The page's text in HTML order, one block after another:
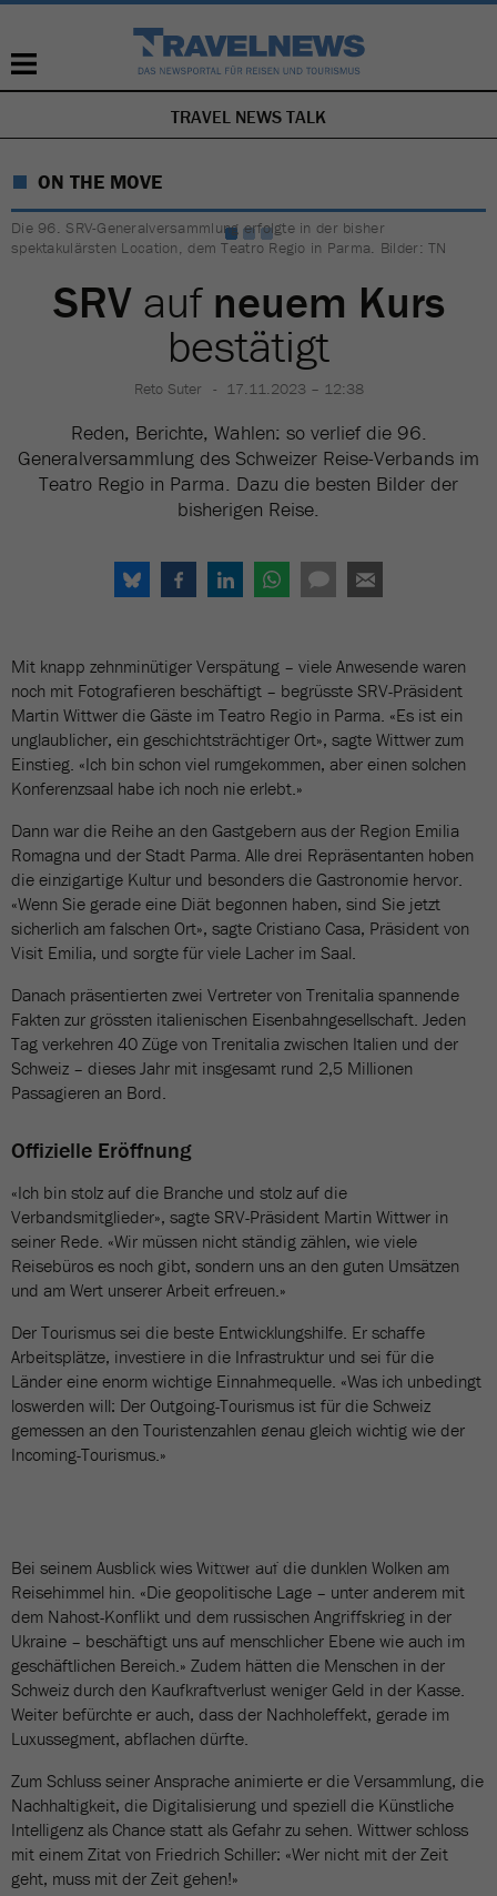
NAVIGATION
ÜBERSPRINGEN
TRAVEL NEWS TALK
ON THE MOVE
Die 96. SRV-Generalversammlung erfolgte in der bisher
spektakulärsten Location, dem Teatro Regio in Parma. Bilder: TN
SRVauf neuem Kurs
bestätigt
Reto Suter 17.11.2023 – 12:38
Reden, Berichte, Wahlen: so verlief die 96.
Generalversammlung des Schweizer Reise-Verbands im
Teatro Regio in Parma. Dazu die besten Bilder der
bisherigen Reise.
Mit knapp zehnminütiger Verspätung – viele Anwesende waren
noch mit Fotografieren beschäftigt – begrüsste SRV-Präsident
Martin Wittwer die Gäste im Teatro Regio in Parma. «Es ist ein
unglaublicher, ein geschichtsträchtiger Ort», sagte Wittwer zum
Einstieg. «Ich bin schon viel rumgekommen, aber einen solchen
Konferenzsaal habe ich noch nie erlebt.»
Dann war die Reihe an den Gastgebern aus der Region Emilia
Romagna und der Stadt Parma. Alle drei Repräsentanten hoben
die einzigartige Kultur und besonders die Gastronomie hervor.
«Wenn Sie gerade eine Diät begonnen haben, sind Sie jetzt
sicherlich am falschen Ort», sagte Cristiano Casa, Präsident von
Visit Emilia, und sorgte für viele Lacher im Saal.
Danach präsentierten zwei Vertreter von Trenitalia spannende
Fakten zur grössten italienischen Eisenbahngesellschaft. Jeden
Tag verkehren 40 Züge von Trenitalia zwischen Italien und der
Schweiz – dieses Jahr mit insgesamt rund 2,5 Millionen
Passagieren an Bord.
Offizielle Eröffnung
«Ich bin stolz auf die Branche und stolz auf die
Verbandsmitglieder», sagte SRV-Präsident Martin Wittwer in
seiner Rede. «Wir müssen nicht ständig zählen, wie viele
Reisebüros es noch gibt, sondern uns an den guten Umsätzen
und am Wert unserer Arbeit erfreuen.»
Der Tourismus sei die beste Entwicklungshilfe. Er schaffe
Arbeitsplätze, investiere in die Infrastruktur und sei für die
Länder eine enorm wichtige Einnahmequelle. «Was ich unbedingt
loswerden will: Der Outgoing-Tourismus ist für die Schweiz
gemessen an den Touristenzahlen genau gleich wichtig wie der
Incoming-Tourismus.»
44 Bilder
Bei seinem Ausblick wies Wittwer auf die dunklen Wolken am
Reisehimmel hin. «Die geopolitische Lage – unter anderem mit
dem Nahost-Konflikt und dem russischen Angriffskrieg in der
Ukraine – beschäftigt uns auf menschlicher Ebene wie auch im
geschäftlichen Bereich.» Zudem hätten die Menschen in der
Schweiz durch den Kaufkraftverlust weniger Geld in der Kasse.
Weiter befürchte er auch, dass der Nachholeffekt, gerade im
Luxussegment, abflachen dürfte.
Zum Schluss seiner Ansprache animierte er die Versammlung, die
Nachhaltigkeit, die Digitalisierung und speziell die Künstliche
Intelligenz als Chance statt als Gefahr zu sehen. Wittwer schloss
mit einem Zitat von Friedrich Schiller: «Wer nicht mit der Zeit
geht, muss mit der Zeit gehen!»